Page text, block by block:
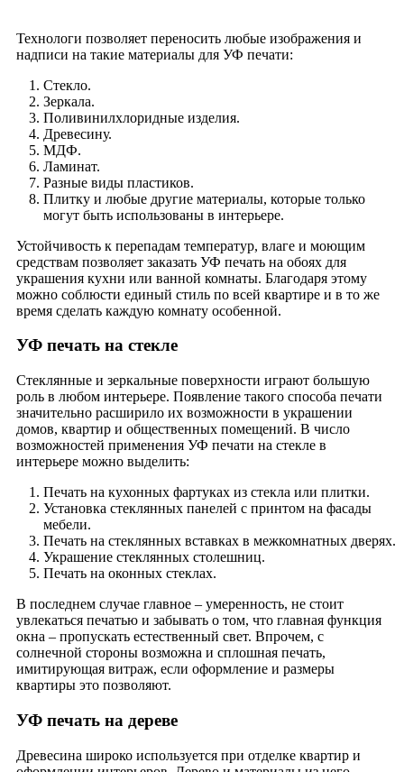
Технологи позволяет переносить любые изображения и
надписи на такие материалы для УФ печати:
Стекло.
Зеркала.
Поливинилхлоридные изделия.
Древесину.
МДФ.
Ламинат.
Разные виды пластиков.
Плитку и любые другие материалы, которые только
могут быть использованы в интерьере.
Устойчивость к перепадам температур, влаге и моющим
средствам позволяет заказать УФ печать на обоях для
украшения кухни или ванной комнаты. Благодаря этому
можно соблюсти единый стиль по всей квартире и в то же
время сделать каждую комнату особенной.
УФ печать на стекле
Стеклянные и зеркальные поверхности играют большую
роль в любом интерьере. Появление такого способа печати
значительно расширило их возможности в украшении
домов, квартир и общественных помещений. В число
возможностей применения УФ печати на стекле в
интерьере можно выделить:
Печать на кухонных фартуках из стекла или плитки.
Установка стеклянных панелей с принтом на фасады
мебели.
Печать на стеклянных вставках в межкомнатных дверях.
Украшение стеклянных столешниц.
Печать на оконных стеклах.
В последнем случае главное – умеренность, не стоит
увлекаться печатью и забывать о том, что главная функция
окна – пропускать естественный свет. Впрочем, с
солнечной стороны возможна и сплошная печать,
имитирующая витраж, если оформление и размеры
квартиры это позволяют.
УФ печать на дереве
Древесина широко используется при отделке квартир и